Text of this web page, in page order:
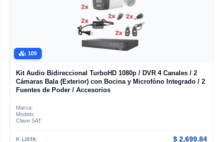
109
Kit Audio Bidireccional TurboHD 1080p / DVR 4 Canales / 2
Cámaras Bala (Exterior) con Bocina y Microfóno Integrado / 2
Fuentes de Poder / Accesorios
Marca:
Modelo:
Clave SAT:
P. LISTA: $ 2,699.84